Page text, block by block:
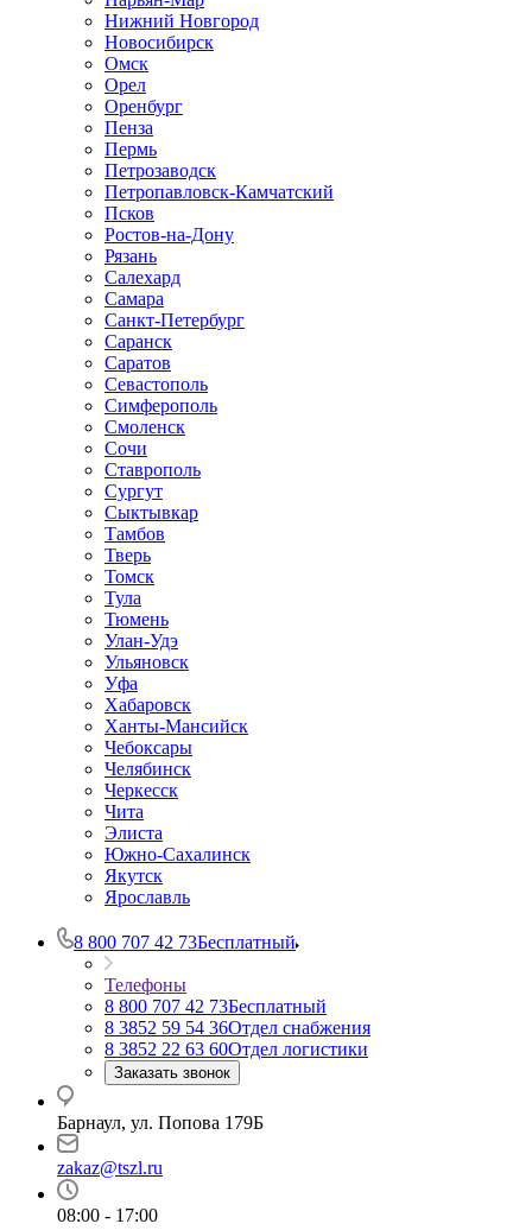
Нижний Новгород
Новосибирск
Омск
Орел
Оренбург
Пенза
Пермь
Петрозаводск
Петропавловск-Камчатский
Псков
Ростов-на-Дону
Рязань
Салехард
Самара
Санкт-Петербург
Саранск
Саратов
Севастополь
Симферополь
Смоленск
Сочи
Ставрополь
Сургут
Сыктывкар
Тамбов
Тверь
Томск
Тула
Тюмень
Улан-Удэ
Ульяновск
Уфа
Хабаровск
Ханты-Мансийск
Чебоксары
Челябинск
Черкесск
Чита
Элиста
Южно-Сахалинск
Якутск
Ярославль
8 800 707 42 73Бесплатный
Телефоны
8 800 707 42 73Бесплатный
8 3852 59 54 36Отдел снабжения
8 3852 22 63 60Отдел логистики
Заказать звонок
Барнаул, ул. Попова 179Б
zakaz@tszl.ru
08:00 - 17:00